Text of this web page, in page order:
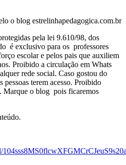
o blog estrelinhapedagogica.com.br
pela lei 9.610/98, dos
é exclusivo para os professores
escolar e pelos pais que auxiliem
Proibido a circulação em Whats
rede social. Caso gostou do
terem acesso. Proibido
Marque o blog pois ficaremos